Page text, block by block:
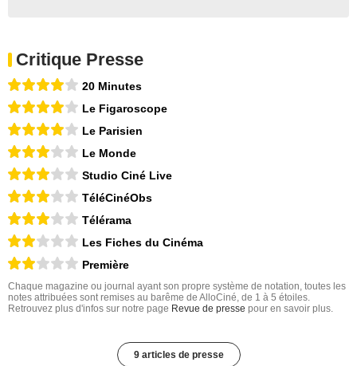
Critique Presse
20 Minutes
Le Figaroscope
Le Parisien
Le Monde
Studio Ciné Live
TéléCinéObs
Télérama
Les Fiches du Cinéma
Première
Chaque magazine ou journal ayant son propre système de notation, toutes les
notes attribuées sont remises au barême de AlloCiné, de 1 à 5 étoiles.
Retrouvez plus d'infos sur notre page Revue de presse pour en savoir plus.
9 articles de presse